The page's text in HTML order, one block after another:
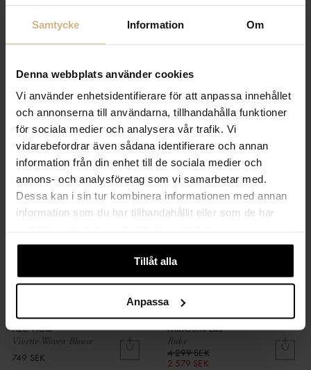
Samtycke Information Om
Denna webbplats använder cookies
Vi använder enhetsidentifierare för att anpassa innehållet
och annonserna till användarna, tillhandahålla funktioner
för sociala medier och analysera vår trafik. Vi
vidarebefordrar även sådana identifierare och annan
information från din enhet till de sociala medier och
annons- och analysföretag som vi samarbetar med.
Dessa kan i sin tur kombinera informationen med annan
information som du har tillhandahållit eller som de har
Tillåt alla
Anpassa
NEO NOIR
Bovary Misty Orchid skirt
NEO NOIR
749 SEK
Vivette Woven Blouse
NEO NOIR
749 SEK
Rube
PARAJUMPERS
4 299 SEK
2 579 SEK